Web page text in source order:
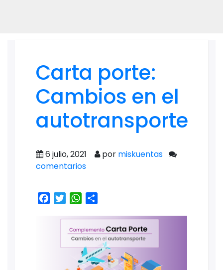
Carta porte:
Cambios en el
autotransporte
6 julio, 2021 por miskuentas
comentarios
Facebook
TwitterWhatsApp